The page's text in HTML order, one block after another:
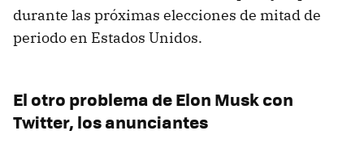
durante las próximas elecciones de mitad de
periodo en Estados Unidos.
El otro problema de Elon Musk con
Twitter, los anunciantes